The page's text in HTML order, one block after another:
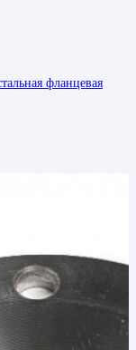
фланцевая